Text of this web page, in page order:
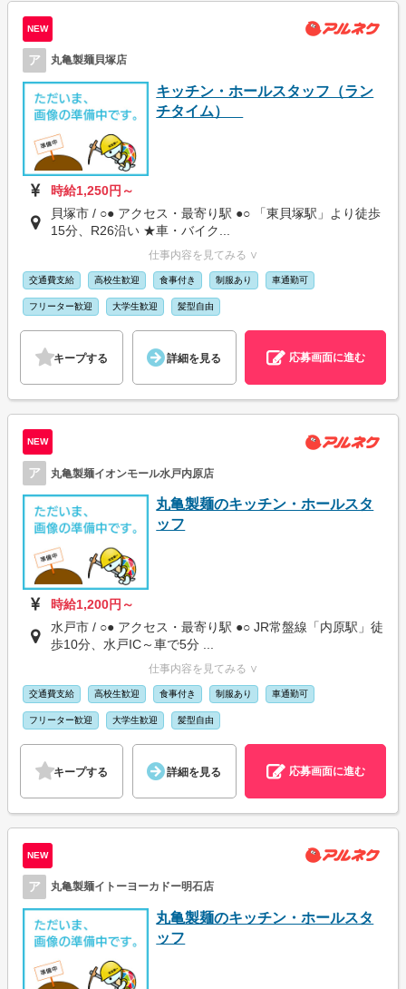
NEW
ア 丸亀製麺貝塚店
キッチン・ホールスタッフ（ラン
チタイム）
時給1,250円～
貝塚市 / ○● アクセス・最寄り駅 ●○ 「東貝塚駅」より徒歩
15分、R26沿い ★車・バイク...
仕事内容を見てみる ∨
交通費支給 高校生歓迎 食事付き 制服あり 車通勤可
フリーター歓迎 大学生歓迎 髪型自由
キープする 詳細を見る 応募画面に進む
NEW
ア 丸亀製麺イオンモール水戸内原店
丸亀製麺のキッチン・ホールスタ
ッフ
時給1,200円～
水戸市 / ○● アクセス・最寄り駅 ●○ JR常盤線「内原駅」徒
歩10分、水戸IC～車で5分 ...
仕事内容を見てみる ∨
交通費支給 高校生歓迎 食事付き 制服あり 車通勤可
フリーター歓迎 大学生歓迎 髪型自由
キープする 詳細を見る 応募画面に進む
NEW
ア 丸亀製麺イトーヨーカドー明石店
丸亀製麺のキッチン・ホールスタ
ッフ